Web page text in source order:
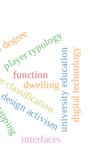
university education
activism
player typology
function
interfaces
digital technology
dwelling